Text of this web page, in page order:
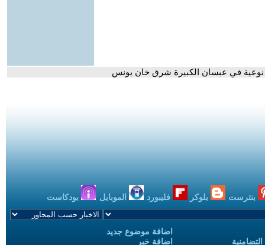
نوعية في عبسان الكبيرة شرق خان يونس
بنترست بلوكر فليبورد الموبايل بودكاست
اضافة موضوع جديد
اضافة خبر